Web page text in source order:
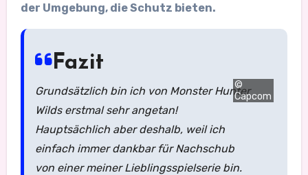
©
Capcom
der Umgebung, die Schutz bieten.
Fazit
Grundsätzlich bin ich von Monster Hunter
Wilds erstmal sehr angetan!
Hauptsächlich aber deshalb, weil ich
einfach immer dankbar für Nachschub
von einer meiner Lieblingsspielserie bin.